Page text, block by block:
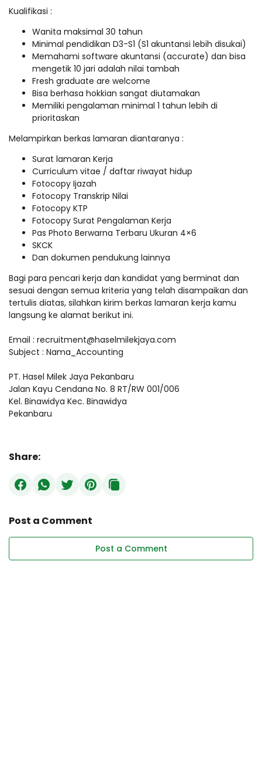
Kualifikasi :
Wanita maksimal 30 tahun
Minimal pendidikan D3-S1 (S1 akuntansi lebih disukai)
Memahami software akuntansi (accurate) dan bisa
mengetik 10 jari adalah nilai tambah
Fresh graduate are welcome
Bisa berhasa hokkian sangat diutamakan
Memiliki pengalaman minimal 1 tahun lebih di
prioritaskan
Melampirkan berkas lamaran diantaranya :
Surat lamaran Kerja
Curriculum vitae / daftar riwayat hidup
Fotocopy Ijazah
Fotocopy Transkrip Nilai
Fotocopy KTP
Fotocopy Surat Pengalaman Kerja
Pas Photo Berwarna Terbaru Ukuran 4×6
SKCK
Dan dokumen pendukung lainnya
Bagi para pencari kerja dan kandidat yang berminat dan
sesuai dengan semua kriteria yang telah disampaikan dan
tertulis diatas, silahkan kirim berkas lamaran kerja kamu
langsung ke alamat berikut ini.
Email : recruitment@haselmilekjaya.com
Subject : Nama_Accounting
PT. Hasel Milek Jaya Pekanbaru
Jalan Kayu Cendana No. 8 RT/RW 001/006
Kel. Binawidya Kec. Binawidya
Pekanbaru
Share:
Post a Comment
Post a Comment